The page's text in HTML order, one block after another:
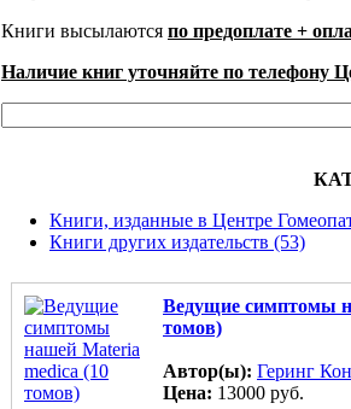
Книги высылаются по предоплате +
Наличие книг уточняйте по телефону
Книги, изданные в Центре
Книги других издательств (53)
Ведущие симптомы
томов)
Автор(ы): Геринг
Цена: 13000 руб.